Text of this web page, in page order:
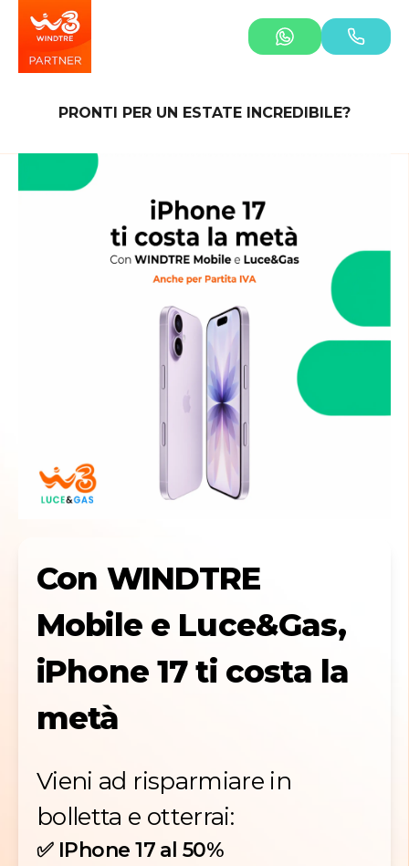
PRONTI PER UN ESTATE INCREDIBILE?
Con WINDTRE
Mobile e Luce&Gas,
iPhone 17 ti costa la
metà
Vieni ad risparmiare in
bolletta e otterrai:
✅ IPhone 17 al 50%